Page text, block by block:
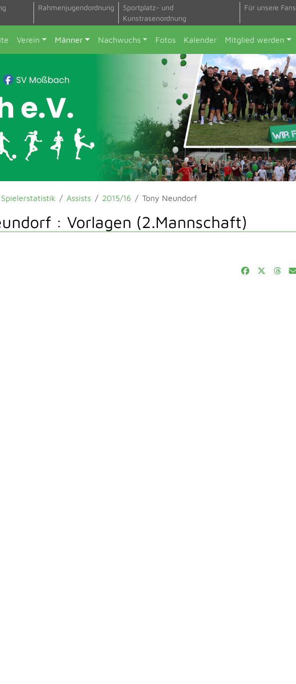
Rahmenjugendordnung
Sportplatz- und
Kunstrasenordnung
Für unsere Fans
Verein Männer Nachwuchs Fotos Kalender Mitglied werden
Spielerstatistik Assists 2015/16 Tony Neundorf
: Vorlagen (2.Mannschaft)